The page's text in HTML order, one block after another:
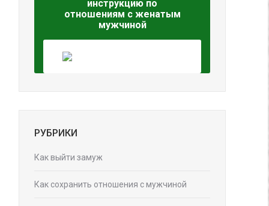
инструкцию по
отношениям с женатым
мужчиной
РУБРИКИ
Как выйти замуж
Как сохранить отношения с мужчиной